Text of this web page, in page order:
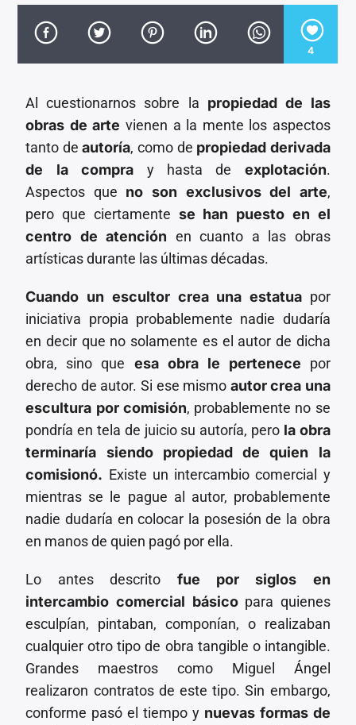
CANCIÓN ACTUAL
TÍTULO
Invencible Radio
4
Al cuestionarnos sobre la propiedad de las
obras de arte vienen a la mente los aspectos
tanto deautoría, como de propiedad derivada
de la compra y hasta de explotación.
Aspectos que no son exclusivos del arte,
pero que ciertamente se han puesto en el
centro de atención en cuanto a las obras
artísticas durante las últimas décadas.
Cuando un escultor crea una estatuapor
iniciativa propia probablemente nadie dudaría
en decir que no solamente es el autor de dicha
obra, sino que esa obra le pertenece por
derecho de autor. Si ese mismo autor crea una
escultura por comisión, probablemente no se
pondría en tela de juicio su autoría, pero la obra
terminaría siendo propiedad de quien la
comisionó. Existe un intercambio comercial y
mientras se le pague al autor, probablemente
nadie dudaría en colocar la posesión de la obra
en manos de quien pagó por ella.
Lo antes descrito fue por siglos en
intercambio comercial básicopara quienes
esculpían, pintaban, componían, o realizaban
cualquier otro tipo de obra tangible o intangible.
Grandes maestros como Miguel Ángel
realizaron contratos de este tipo. Sin embargo,
conforme pasó el tiempo y nuevas formas de